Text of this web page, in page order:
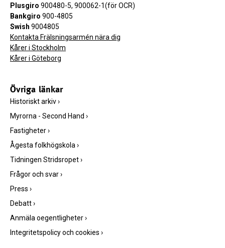
Plusgiro 900480-5, 900062-1(för OCR)
Bankgiro 900-4805
Swish 9004805
Kontakta Frälsningsarmén nära dig
Kårer i Stockholm
Kårer i Göteborg
Övriga länkar
Historiskt arkiv›
Myrorna - Second Hand ›
Fastigheter›
Ågesta folkhögskola›
Tidningen Stridsropet›
Frågor och svar›
Press ›
Debatt›
Anmäla oegentligheter›
Integritetspolicy och cookies ›